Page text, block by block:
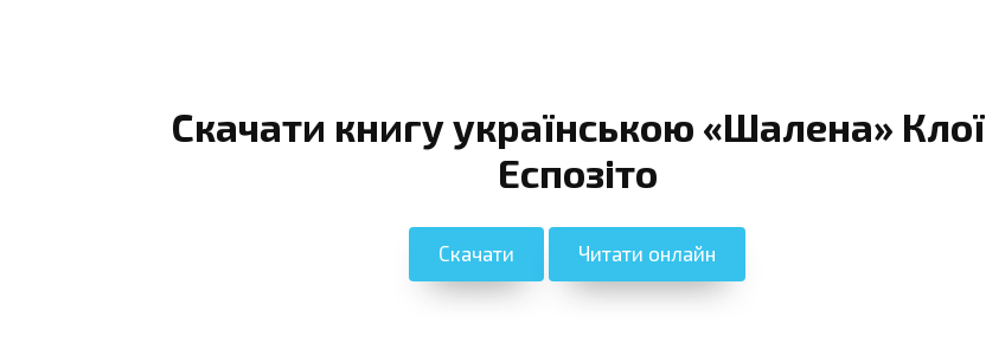
Скачати книгу українською «Шалена» Клої
Еспозіто
Скачати Читати онлайн